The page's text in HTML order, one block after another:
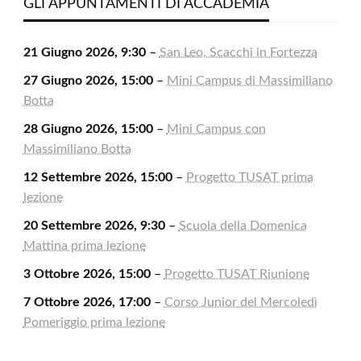
GLI APPUNTAMENTI DI ACCADEMIA
21 Giugno 2026, 9:30– San Leo, Scacchi in Fortezza
27 Giugno 2026, 15:00– Mini Campus di Massimiliano
Botta
28 Giugno 2026, 15:00– Mini Campus con
Massimiliano Botta
12 Settembre 2026, 15:00– Progetto TUSAT prima
lezione
20 Settembre 2026, 9:30– Scuola della Domenica
Mattina prima lezione
3 Ottobre 2026, 15:00– Progetto TUSAT Riunione
7 Ottobre 2026, 17:00– Corso Junior del Mercoledì
Pomeriggio prima lezione